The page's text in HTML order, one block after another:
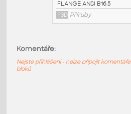
F3D Příruby
Příruby
Komentáře:
Nejste přihlášeni - nelze připojit komentáře
bloků